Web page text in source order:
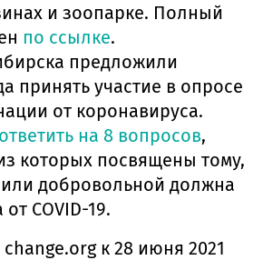
и зоопарке. Полный
по ссылке.
предложили
принять участие в опросе
от коронавируса.
на 8 вопросов,
которых посвящены тому,
добровольной должна
COVID-19.
к 28 июня 2021